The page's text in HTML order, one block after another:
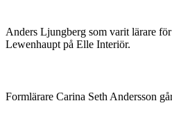
Anders Ljungberg som varit lärare
Lewenhaupt på Elle Interiör.
Formlärare Carina Seth Andersson